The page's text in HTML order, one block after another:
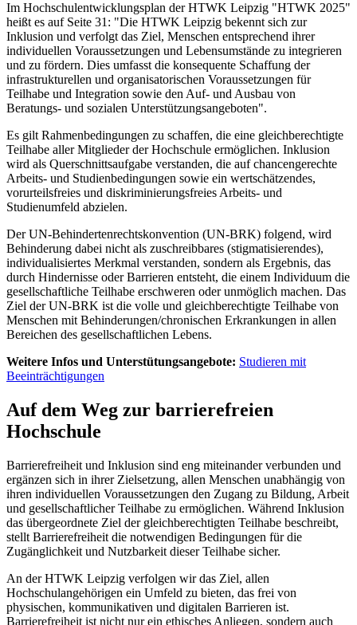
Im Hochschulentwicklungsplan der HTWK Leipzig "HTWK 2025"
heißt es auf Seite 31: "Die HTWK Leipzig bekennt sich zur
Inklusion und verfolgt das Ziel, Menschen entsprechend ihrer
individuellen Voraussetzungen und Lebensumstände zu integrieren
und zu fördern. Dies umfasst die konsequente Schaffung der
infrastrukturellen und organisatorischen Voraussetzungen für
Teilhabe und Integration sowie den Auf- und Ausbau von
Beratungs- und sozialen Unterstützungsangeboten".
Es gilt Rahmenbedingungen zu schaffen, die eine gleichberechtigte
Teilhabe aller Mitglieder der Hochschule ermöglichen. Inklusion
wird als Querschnittsaufgabe verstanden, die auf chancengerechte
Arbeits- und Studienbedingungen sowie ein wertschätzendes,
vorurteilsfreies und diskriminierungsfreies Arbeits- und
Studienumfeld abzielen.
Der UN-Behindertenrechtskonvention (UN-BRK) folgend, wird
Behinderung dabei nicht als zuschreibbares (stigmatisierendes),
individualisiertes Merkmal verstanden, sondern als Ergebnis, das
durch Hindernisse oder Barrieren entsteht, die einem Individuum die
gesellschaftliche Teilhabe erschweren oder unmöglich machen. Das
Ziel der UN-BRK ist die volle und gleichberechtigte Teilhabe von
Menschen mit Behinderungen/chronischen Erkrankungen in allen
Bereichen des gesellschaftlichen Lebens.
Weitere Infos und Unterstütungsangebote: Studieren mit
Beeinträchtigungen
Auf dem Weg zur barrierefreien
Hochschule
Barrierefreiheit und Inklusion sind eng miteinander verbunden und
ergänzen sich in ihrer Zielsetzung, allen Menschen unabhängig von
ihren individuellen Voraussetzungen den Zugang zu Bildung, Arbeit
und gesellschaftlicher Teilhabe zu ermöglichen. Während Inklusion
das übergeordnete Ziel der gleichberechtigten Teilhabe beschreibt,
stellt Barrierefreiheit die notwendigen Bedingungen für die
Zugänglichkeit und Nutzbarkeit dieser Teilhabe sicher.
An der HTWK Leipzig verfolgen wir das Ziel, allen
Hochschulangehörigen ein Umfeld zu bieten, das frei von
physischen, kommunikativen und digitalen Barrieren ist.
Barrierefreiheit ist nicht nur ein ethisches Anliegen, sondern auch